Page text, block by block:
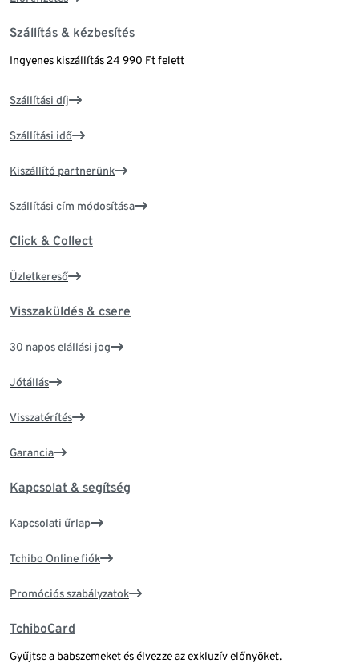
Szállítás & kézbesítés
Ingyenes kiszállítás 24 990 Ft felett
Szállítási díj
Szállítási idő
Kiszállító partnerünk
Szállítási cím módosítása
Click & Collect
Üzletkereső
Visszaküldés & csere
30 napos elállási jog
Jótállás
Visszatérítés
Garancia
Kapcsolat & segítség
Kapcsolati űrlap
Tchibo Online fiók
Promóciós szabályzatok
TchiboCard
Gyűjtse a babszemeket és élvezze az exkluzív előnyöket.